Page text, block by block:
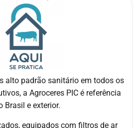
alto padrão sanitário em todos os
a Agroceres PIC é referência
Brasil e exterior.
equipados com filtros de ar